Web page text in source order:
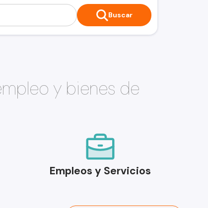
Buscar
y bienes de
Empleos y Servicios